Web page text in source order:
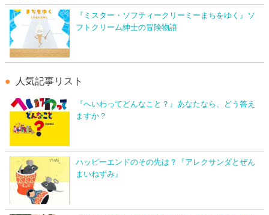
『ミスター・ソフティークリーミーまちをゆく』ソ
フトクリーム紳士の冒険物語
人気記事リスト
『へいわってどんなこと？』あなたなら、どう答え
ますか？
ハッピーエンドのその先は？『アレクサンダとぜん
まいねずみ』